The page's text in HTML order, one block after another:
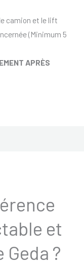
camion et le lift
(Minimum 5
APRÈS
et
?